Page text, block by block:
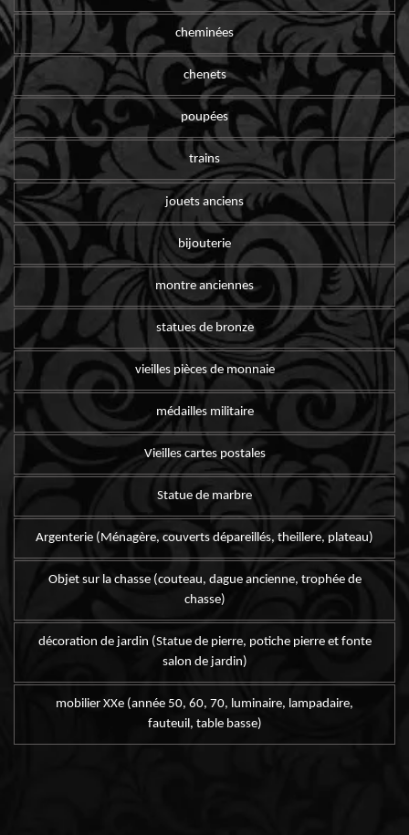
cheminées
chenets
poupées
trains
jouets anciens
bijouterie
montre anciennes
statues de bronze
vieilles pièces de monnaie
médailles militaire
Vieilles cartes postales
Statue de marbre
Argenterie (Ménagère, couverts dépareillés, theillere, plateau)
Objet sur la chasse (couteau, dague ancienne, trophée de
chasse)
décoration de jardin (Statue de pierre, potiche pierre et fonte
salon de jardin)
mobilier XXe (année 50, 60, 70, luminaire, lampadaire,
fauteuil, table basse)